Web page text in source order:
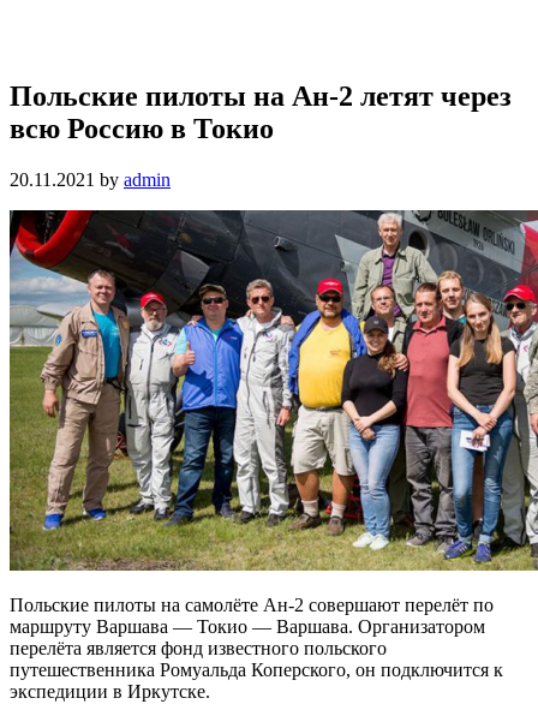
Польские пилоты на Ан-2 летят через
всю Россию в Токио
20.11.2021 by admin
Польские пилоты на самолёте Ан-2 совершают перелёт по
маршруту Варшава — Токио — Варшава. Организатором
перелёта является фонд известного польского
путешественника Ромуальда Коперского, он подключится к
экспедиции в Иркутске.